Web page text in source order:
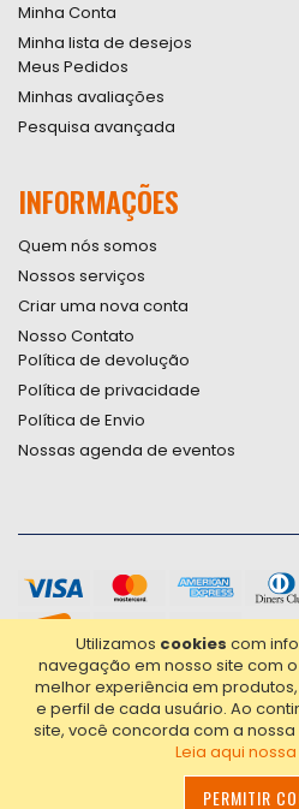
Utilizamos cookies com
navegação em nosso site com
melhor experiência em
e perfil de cada usuário. Ao
site, você concorda com a nossa
Leia aqui
PERMITIR
Minha Conta
Minha lista de desejos
Meus Pedidos
Minhas avaliações
Pesquisa avançada
INFORMAÇÕES
Quem nós somos
Nossos serviços
Criar uma nova conta
Nosso Contato
Política de devolução
Política de privacidade
Política de Envio
Nossas agenda de eventos
2021© Copyright Poligrafica Bazar
20 - Todos os direitos reservados.